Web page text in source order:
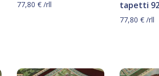
77,80€ /rll
tapetti
77,80 €/rll